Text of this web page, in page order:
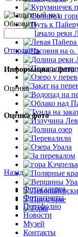
Обновить
Отправить
Информация о фото
Оценка
Оценка фото
Назад
Фотогалерея
Фотоотчеты
Портфолио
Новости
Музей
Контакты